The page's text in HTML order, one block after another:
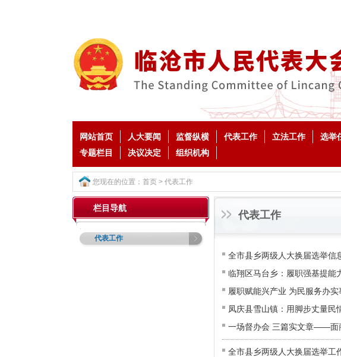
网站首页 人大要闻 监督纵横 代表工作 立法工作 选举
专题栏目
决议决定 组织机构
您现在的位置： 首页 > 代表工作
栏目导航
代表工作
代表工作
全市县乡两级人大换届选举信
临翔区马台乡：履职强基提能
履职赋能兴产业 为民服务办
凤庆县雪山镇：用脚步丈量民
一场督办会 三篇实文章——面
全市县乡两级人大换届选举工